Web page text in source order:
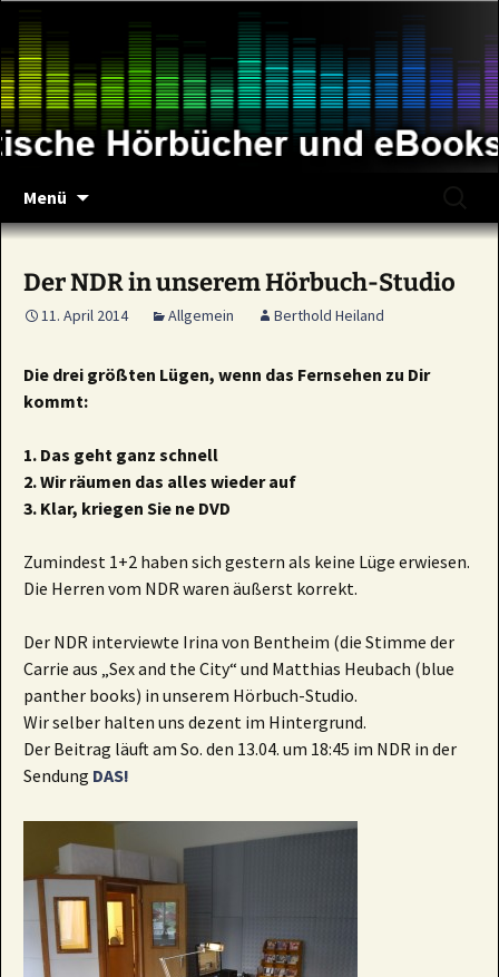
Inhalt
springen
Menü
Der NDR in unserem Hörbuch-Studio
11. April 2014 Allgemein Berthold Heiland
Die drei größten Lügen, wenn das Fernsehen zu Dir
kommt:
1. Das geht ganz schnell
2. Wir räumen das alles wieder auf
3. Klar, kriegen Sie ne DVD
Zumindest 1+2 haben sich gestern als keine Lüge erwiesen.
Die Herren vom NDR waren äußerst korrekt.
Der NDR interviewte Irina von Bentheim (die Stimme der
Carrie aus „Sex and the City“ und Matthias Heubach (blue
panther books) in unserem Hörbuch-Studio.
Wir selber halten uns dezent im Hintergrund.
Der Beitrag läuft am So. den 13.04. um 18:45 im NDR in der
Sendung DAS!